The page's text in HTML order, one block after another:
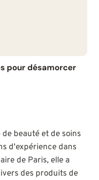
pour désamorcer
beauté et de soins
d'expérience dans
de Paris, elle a
des produits de